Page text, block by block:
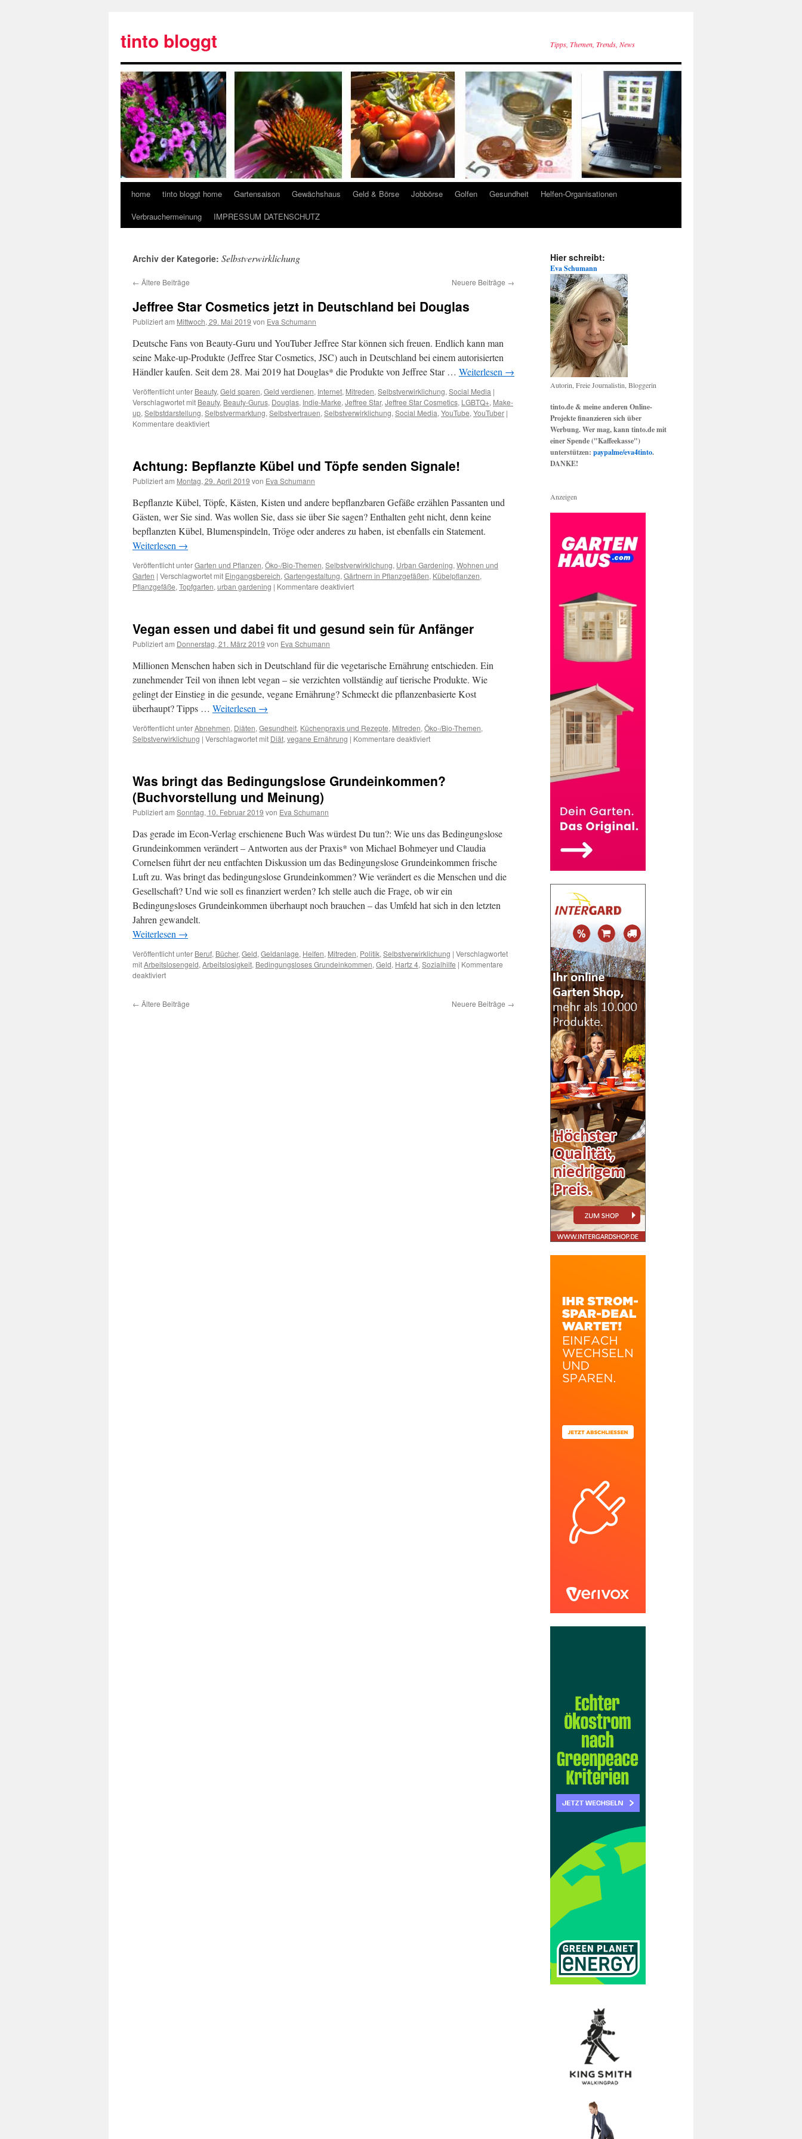
tinto bloggt Tipps, Themen, Trends, News
home tinto bloggt home Gartensaison Gewächshaus Geld & Börse Jobbörse Golfen Gesundheit
Helfen-Organisationen
Verbrauchermeinung
IMPRESSUM DATENSCHUTZ
Archiv der Kategorie: Selbstverwirklichung
← Ältere Beiträge Neuere Beiträge →
Jeffree Star Cosmetics jetzt in Deutschland bei Douglas
Publiziert am Mittwoch, 29. Mai 2019 von Eva Schumann
Deutsche Fans von Beauty-Guru und YouTuber Jeffree Star können sich freuen. Endlich kann man
seine Make-up-Produkte (Jeffree Star Cosmetics, JSC) auch in Deutschland bei einem autorisierten
Händler kaufen. Seit dem 28. Mai 2019 hat Douglas* die Produkte von Jeffree Star … Weiterlesen →
Veröffentlicht unter Beauty, Geld sparen, Geld verdienen, Internet, Mitreden, Selbstverwirklichung, Social Media |
Verschlagwortet mit Beauty, Beauty-Gurus, Douglas, Indie-Marke, Jeffree Star, Jeffree Star Cosmetics, LGBTQ+, Make-
up, Selbstdarstellung, Selbstvermarktung, Selbstvertrauen, Selbstverwirklichung, Social Media, YouTube, YouTuber |
Kommentare deaktiviert
Achtung: Bepflanzte Kübel und Töpfe senden Signale!
Publiziert am Montag, 29. April 2019 von Eva Schumann
Bepflanzte Kübel, Töpfe, Kästen, Kisten und andere bepflanzbaren Gefäße erzählen Passanten und
Gästen, wer Sie sind. Was wollen Sie, dass sie über Sie sagen? Enthalten geht nicht, denn keine
bepflanzten Kübel, Blumenspindeln, Tröge oder anderes zu haben, ist ebenfalls ein Statement.
Weiterlesen →
Veröffentlicht unterGarten und Pflanzen, Öko-/Bio-Themen, Selbstverwirklichung, Urban Gardening, Wohnen und
Garten | Verschlagwortet mit Eingangsbereich, Gartengestaltung, Gärtnern in Pflanzgefäßen, Kübelpflanzen,
Pflanzgefäße, Topfgarten, urban gardening | Kommentare deaktiviert
Vegan essen und dabei fit und gesund sein für Anfänger
Publiziert am Donnerstag, 21. März 2019 von Eva Schumann
Millionen Menschen haben sich in Deutschland für die vegetarische Ernährung entschieden. Ein
zunehmender Teil von ihnen lebt vegan – sie verzichten vollständig auf tierische Produkte. Wie
gelingt der Einstieg in die gesunde, vegane Ernährung? Schmeckt die pflanzenbasierte Kost
überhaupt? Tipps … Weiterlesen →
Veröffentlicht unterAbnehmen, Diäten, Gesundheit, Küchenpraxis und Rezepte, Mitreden, Öko-/Bio-Themen,
Selbstverwirklichung | Verschlagwortet mit Diät, vegane Ernährung | Kommentare deaktiviert
Was bringt das Bedingungslose Grundeinkommen?
(Buchvorstellung und Meinung)
Publiziert am Sonntag, 10. Februar 2019 von Eva Schumann
Das gerade im Econ-Verlag erschienene Buch Was würdest Du tun?: Wie uns das Bedingungslose
Grundeinkommen verändert – Antworten aus der Praxis* von Michael Bohmeyer und Claudia
Cornelsen führt der neu entfachten Diskussion um das Bedingungslose Grundeinkommen frische
Luft zu. Was bringt das bedingungslose Grundeinkommen? Wie verändert es die Menschen und die
Gesellschaft? Und wie soll es finanziert werden? Ich stelle auch die Frage, ob wir ein
Bedingungsloses Grundeinkommen überhaupt noch brauchen – das Umfeld hat sich in den letzten
Jahren gewandelt.
Weiterlesen →
Veröffentlicht unter Beruf, Bücher, Geld, Geldanlage, Helfen, Mitreden, Politik, Selbstverwirklichung | Verschlagwortet
mitArbeitslosengeld, Arbeitslosigkeit, Bedingungsloses Grundeinkommen, Geld, Hartz 4, Sozialhilfe | Kommentare
deaktiviert
← Ältere Beiträge Neuere Beiträge →
Hier schreibt:
Eva Schumann
Autorin, Freie Journalistin, Bloggerin
tinto.de & meine anderen Online-
Projekte finanzieren sich über
Werbung. Wer mag, kann tinto.de mit
einer Spende ("Kaffeekasse")
unterstützen: paypalme/eva4tinto.
DANKE!
Anzeigen